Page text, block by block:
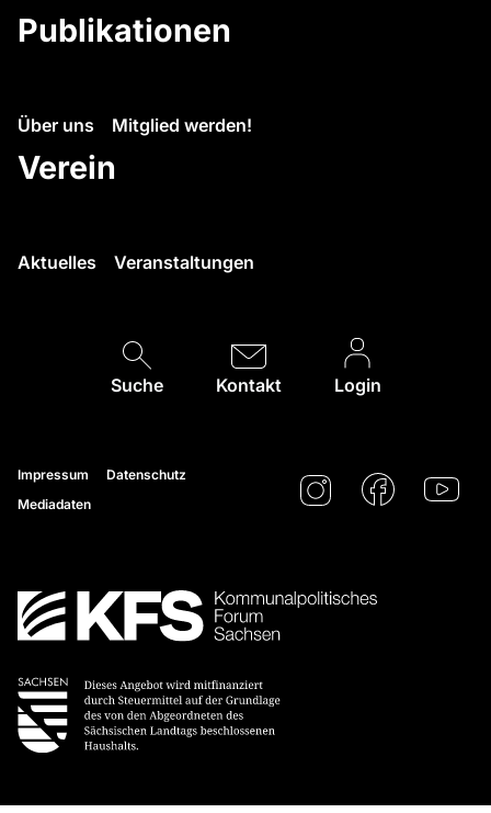
Publikationen
Über uns Mitglied werden!
Verein
Aktuelles Veranstaltungen
Suche Kontakt Login
Impressum
Datenschutz
Mediadaten